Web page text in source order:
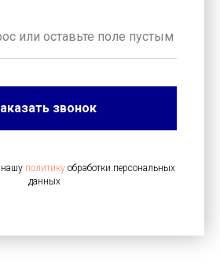
звонок
нашу политикуобработки персональных
данных